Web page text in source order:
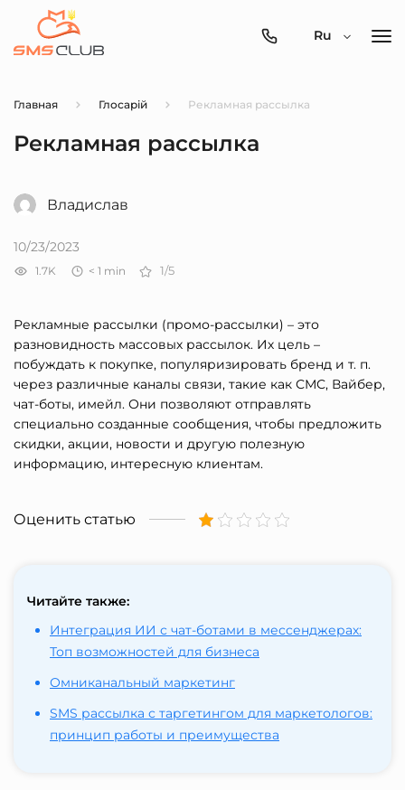
0800-
Ru
Главная Глосарій Рекламная рассылка
Рекламная рассылка
Владислав
10/23/2023
1.7K < 1 min 1/5
Рекламные рассылки (промо-рассылки) – это
разновидность массовых рассылок. Их цель –
побуждать к покупке, популяризировать бренд и т. п.
через различные каналы связи, такие как СМС, Вайбер,
чат-боты, имейл. Они позволяют отправлять
специально созданные сообщения, чтобы предложить
скидки, акции, новости и другую полезную
информацию, интересную клиентам.
Оценить статью
Читайте также:
Интеграция ИИ с чат-ботами в мессенджерах:
Топ возможностей для бизнеса
Омниканальный маркетинг
SMS рассылка с таргетингом для маркетологов:
принцип работы и преимущества